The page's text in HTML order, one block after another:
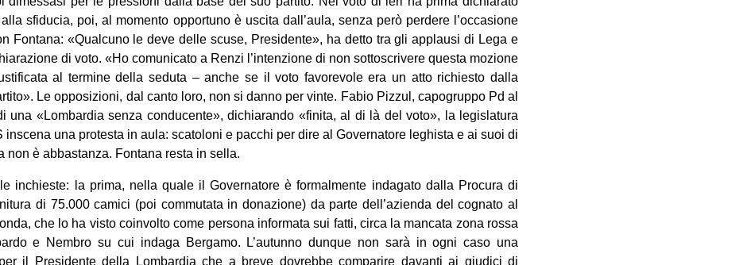
sfiducia, poi, al momento opportuno è uscita dall’aula, senza però perdere l’occasione
Fontana: «Qualcuno le deve delle scuse, Presidente», ha detto tra gli applausi di Lega e
di voto. «Ho comunicato a Renzi l’intenzione di non sottoscrivere questa mozione
al termine della seduta – anche se il voto favorevole era un atto richiesto dalla
Le opposizioni, dal canto loro, non si danno per vinte. Fabio Pizzul, capogruppo Pd al
una «Lombardia senza conducente», dichiarando «finita, al di là del voto», la legislatura
inscena una protesta in aula: scatoloni e pacchi per dire al Governatore leghista e ai suoi di
non è abbastanza. Fontana resta in sella.
inchieste: la prima, nella quale il Governatore è formalmente indagato dalla Procura di
di 75.000 camici (poi commutata in donazione) da parte dell’azienda del cognato al
che lo ha visto coinvolto come persona informata sui fatti, circa la mancata zona rossa
e Nembro su cui indaga Bergamo. L’autunno dunque non sarà in ogni caso una
il Presidente della Lombardia che a breve dovrebbe comparire davanti ai giudici di